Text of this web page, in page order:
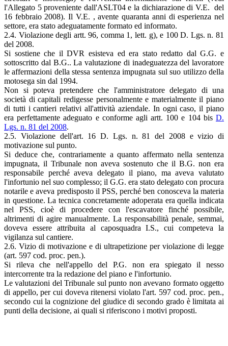
l'Allegato 5 proveniente dall'ASLT04 e la dichiarazione di V.E. del
16 febbraio 2008). Il V.E. , avente quaranta anni di esperienza nel
settore, era stato adeguatamente formato ed informato.
2.4. Violazione degli artt. 96, comma 1, lett. g), e 100 D. Lgs. n. 81
del 2008.
Si sostiene che il DVR esisteva ed era stato redatto dal G.G. e
sottoscritto dal B.G.. La valutazione di inadeguatezza del lavoratore
le affermazioni della stessa sentenza impugnata sul suo utilizzo della
motosega sin dal 1994.
Non si poteva pretendere che l'amministratore delegato di una
società di capitali redigesse personalmente e materialmente il piano
di tutti i cantieri relativi all'attività aziendale. In ogni caso, il piano
era perfettamente adeguato e conforme agli artt. 100 e 104 bis D.
Lgs. n. 81 del 2008.
2.5. Violazione dell'art. 16 D. Lgs. n. 81 del 2008 e vizio di
motivazione sul punto.
Si deduce che, contrariamente a quanto affermato nella sentenza
impugnata, il Tribunale non aveva sostenuto che il B.G. non era
responsabile perché aveva delegato il piano, ma aveva valutato
l'infortunio nel suo complesso; il G.G. era stato delegato con procura
notarile e aveva predisposto il PSS, perché ben conosceva la materia
in questione. La tecnica concretamente adoperata era quella indicata
nel PSS, cioè di procedere con l'escavatore finché possibile,
altrimenti di agire manualmente. La responsabilità penale, semmai,
doveva essere attribuita al caposquadra I.S., cui competeva la
vigilanza sul cantiere.
2.6. Vizio di motivazione e di ultrapetizione per violazione di legge
(art. 597 cod. proc. pen.).
Si rileva che nell'appello del P.G. non era spiegato il nesso
intercorrente tra la redazione del piano e l'infortunio.
Le valutazioni del Tribunale sul punto non avevano formato oggetto
di appello, per cui doveva ritenersi violato l'art. 597 cod. proc. pen.,
secondo cui la cognizione del giudice di secondo grado è limitata ai
punti della decisione, ai quali si riferiscono i motivi proposti.